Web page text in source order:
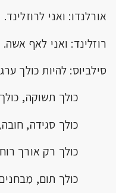
אורלנדו: ואני לרוזלינד.
רוזלינד: ואני לאף אשה.
סילביוס: להיות כולך
כולך תשוקה,
כולך סגידה, חובה,
כולך רק אורך
כולך תום, מִבחנים